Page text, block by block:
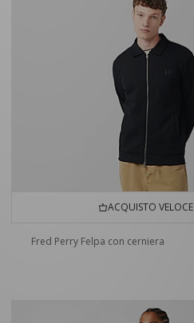
ACQUISTO VELOCE
Fred Perry Felpa con cerniera